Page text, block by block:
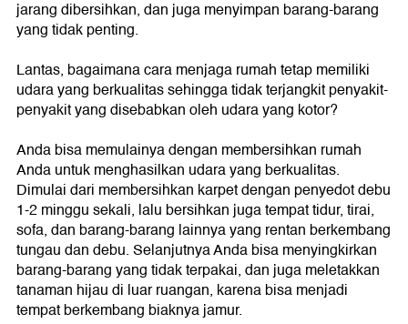
jarang dibersihkan, dan juga menyimpan barang-barang
yang tidak penting.
Lantas, bagaimana cara menjaga rumah tetap memiliki
udara yang berkualitas sehingga tidak terjangkit penyakit-
penyakit yang disebabkan oleh udara yang kotor?
Anda bisa memulainya dengan membersihkan rumah
Anda untuk menghasilkan udara yang berkualitas.
Dimulai dari membersihkan karpet dengan penyedot debu
1-2 minggu sekali, lalu bersihkan juga tempat tidur, tirai,
sofa, dan barang-barang lainnya yang rentan berkembang
tungau dan debu. Selanjutnya Anda bisa menyingkirkan
barang-barang yang tidak terpakai, dan juga meletakkan
tanaman hijau di luar ruangan, karena bisa menjadi
tempat berkembang biaknya jamur.